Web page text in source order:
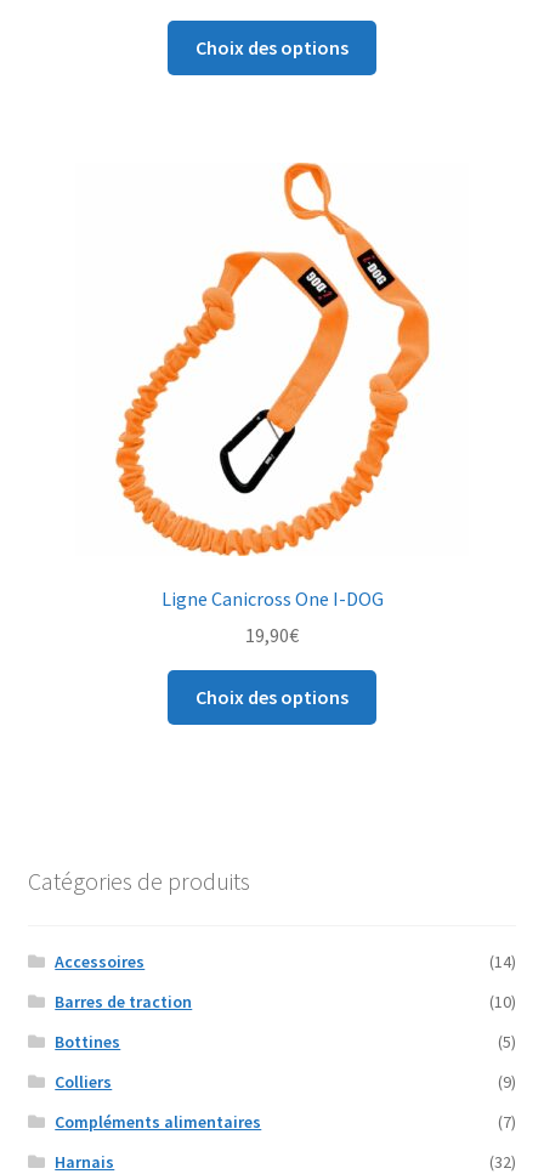
Choix des options
produit
peuvent
être
choisies
sur
la
page
du
produit
Ligne Canicross One I-DOG
19,90€
Choix des options
produit
Catégories de produits
Accessoires
(14)
Barres de traction
(10)
Bottines
(5)
Colliers
(9)
Compléments alimentaires
(7)
Harnais
(32)